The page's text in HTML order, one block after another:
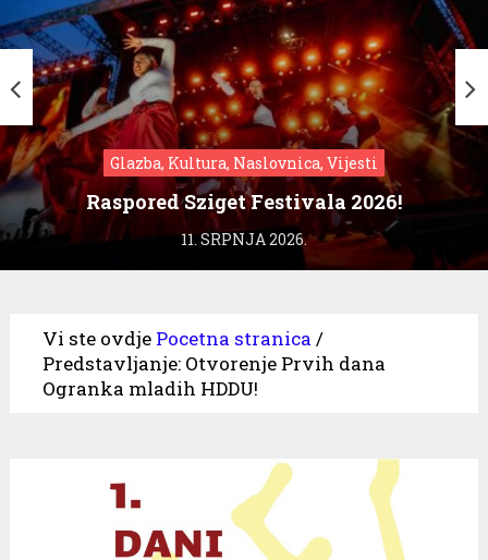
Glazba, Kultura, Naslovnica, Vijesti
Raspored Sziget Festivala 2026!
11. SRPNJA 2026.
Vi ste ovdje Pocetna stranica /
Predstavljanje: Otvorenje Prvih dana
Ogranka mladih HDDU!